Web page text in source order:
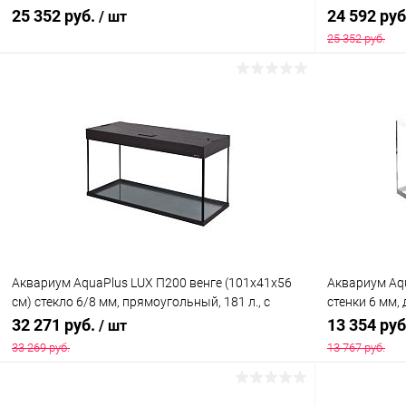
л., аквариумный коврик
25 352 руб. / шт
Купить в 1 клик Сравнение
В избранное В наличии
л.,
24 592
25 352 руб.
Купить в
Аквариум AquaPlus LUX П200 венге (101х41х56
см) стекло 6/8 мм, прямоугольный, 181 л., с
лампами Т8 2х30 Вт, аквар. коврик
32 271 руб. / шт
33 269 руб.
Аквариум
стенки 6 мм,
13 354
13 767 руб.